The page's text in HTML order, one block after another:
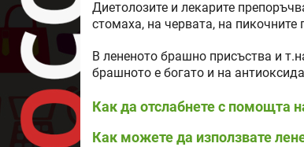
Диетолозите и лекарите
стомаха, на червата, на пикочните
В лененото брашно присъства и
брашното е богато и на
Как да отслабнете с помощта
Как можете да използвате